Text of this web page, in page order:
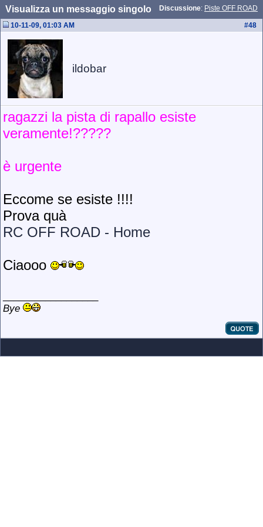
Discussione: Piste OFF ROAD
Visualizza un messaggio singolo
#48
10-11-09, 01:03 AM
ildobar
ragazzi la pista di rapallo esiste
veramente!?????
è urgente
Eccome se esiste !!!!
Prova quà
RC OFF ROAD - Home
Ciaooo
Bye